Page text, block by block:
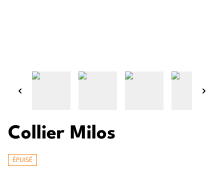
Collier Milos
ÉPUISÉ